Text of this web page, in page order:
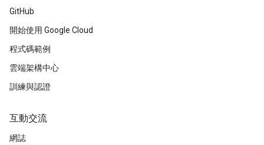
GitHub
開始使用 Google Cloud
程式碼範例
雲端架構中心
訓練與認證
互動交流
網誌